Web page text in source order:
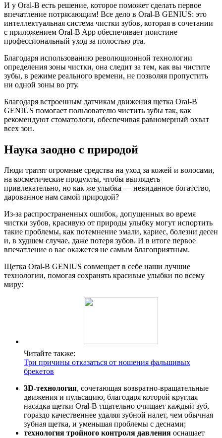
И у Oral-B есть решение, которое поможет сделать первое
впечатление потрясающим! Все дело в Oral-B GENIUS: это
интеллектуальная система чистки зубов, которая в сочетании
с приложением Oral-B App обеспечивает поистине
профессиональный уход за полостью рта.
Благодаря использованию революционной технологии
определения зоны чистки, она следит за тем, как вы чистите
зубы, в режиме реального времени, не позволяя пропустить
ни одной зоны во рту.
Благодаря встроенным датчикам движения щетка Oral-B
GENIUS помогает пользователю чистить зубы так, как
рекомендуют стоматологи, обеспечивая равномерный охват
всех зон.
Наука заодно с природой
Люди тратят огромные средства на уход за кожей и волосами,
на косметические продукты, чтобы выглядеть
привлекательно, но как же улыбка — невиданное богатство,
дарованное нам самой природой?
Из-за распространенных ошибок, допущенных во время
чистки зубов, красивую от природы улыбку могут испортить
такие проблемы, как потемнение эмали, кариес, болезни десен
и, в худшем случае, даже потеря зубов. И в итоге первое
впечатление о вас окажется не самым благоприятным.
Щетка Oral-B GENIUS совмещает в себе наши лучшие
технологии, помогая сохранять красивые улыбки по всему
миру:
Читайте также:
Три причины отказаться от ношения фальшивых
брекетов
3D-технология, сочетающая возвратно-вращательные
движения и пульсацию, благодаря которой круглая
насадка щетки Oral-B тщательно очищает каждый зуб,
гораздо качественнее удаляя зубной налет, чем обычная
зубная щетка, и уменьшая проблемы с деснами;
технология тройного контроля давления оснащает